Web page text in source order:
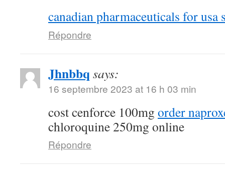
canadian pharmaceuticals for usa
Répondre
Jhnbbq says:
16 septembre 2023 at 16 h 03 min
cost cenforce 100mg order
chloroquine 250mg online
Répondre